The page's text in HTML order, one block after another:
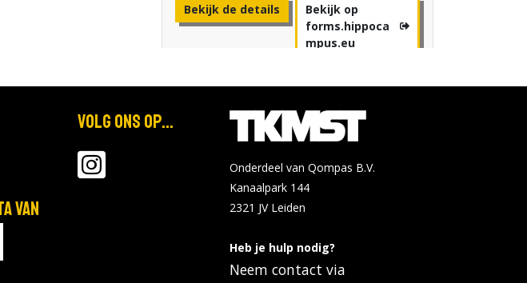
Bekijk de details
Bekijk op
forms.hippoca
mpus.eu
Avans Hogeschool - Breda
Online Open avond
Locatie:
Tijd: 19:00 - 21:00
forms.hippoca
mpus.eu
van
Volg ons op...
Onderdeel van Qompas B.V.
Kanaalpark 144
2321 JV Leiden
Heb je hulp nodig?
Neem contact via